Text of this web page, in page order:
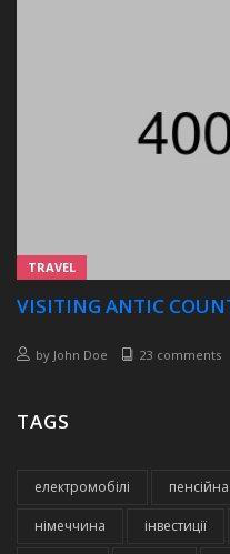
TRAVEL
VISITING ANTIC
by John Doe 23 comments
TAGS
електромобілі
німеччина інвестиції